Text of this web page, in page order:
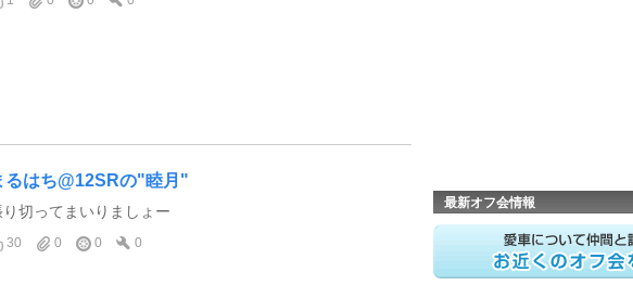
るはち@12SRの"睦月"
り切ってまいりましょー
30 0 0 0
最新オフ会情報